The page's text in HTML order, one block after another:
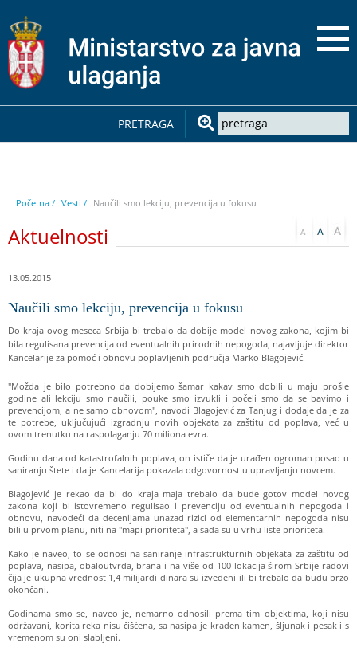
PRETRAGA
Početna / Vesti / Naučili smo lekciju, prevencija u fokusu
Aktuelnosti
13.05.2015
Naučili smo lekciju, prevencija u fokusu
Do kraja ovog meseca Srbija bi trebalo da dobije model novog zakona, kojim bi
bila regulisana prevencija od eventualnih prirodnih nepogoda, najavljuje direktor
Kancelarije za pomoć i obnovu poplavljenih područja Marko Blagojević.
"Možda je bilo potrebno da dobijemo šamar kakav smo dobili u maju prošle
godine ali lekciju smo naučili, pouke smo izvukli i počeli smo da se bavimo i
prevencijom, a ne samo obnovom", navodi Blagojević za Tanjug i dodaje da je za
te potrebe, uključujući izgradnju novih objekata za zaštitu od poplava, već u
ovom trenutku na raspolaganju 70 miliona evra.
Godinu dana od katastrofalnih poplava, on ističe da je urađen ogroman posao u
saniranju štete i da je Kancelarija pokazala odgovornost u upravljanju novcem.
Blagojević je rekao da bi do kraja maja trebalo da bude gotov model novog
zakona koji bi istovremeno regulisao i prevenciju od eventualnih nepogoda i
obnovu, navodeći da decenijama unazad rizici od elementarnih nepogoda nisu
bili u prvom planu, niti na "mapi prioriteta", a sada su u vrhu liste prioriteta.
Kako je naveo, to se odnosi na saniranje infrastrukturnih objekata za zaštitu od
poplava, nasipa, obaloutvrda, brana i na više od 100 lokacija širom Srbije radovi
čija je ukupna vrednost 1,4 milijardi dinara su izvedeni ili bi trebalo da budu brzo
okončani.
Godinama smo se, naveo je, nemarno odnosili prema tim objektima, koji nisu
održavani, korita reka nisu čišćena, sa nasipa je kraden kamen, šljunak i pesak i s
vremenom su oni slabljeni.